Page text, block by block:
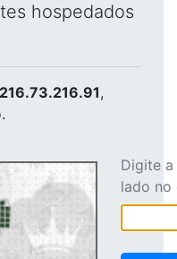
hospedados
216.73.216.91,
Digite
lado no